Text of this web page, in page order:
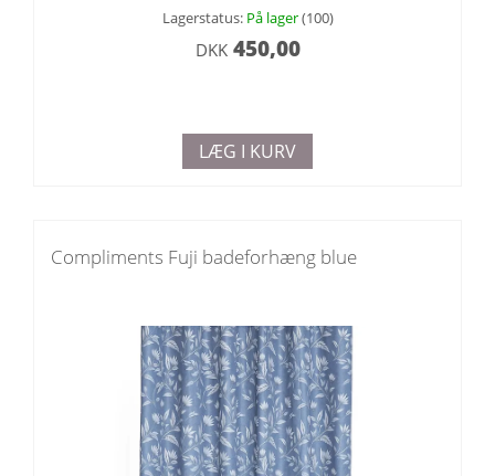
Lagerstatus: På lager(100)
DKK450,00
LÆG I KURV
Compliments Fuji badeforhæng blue